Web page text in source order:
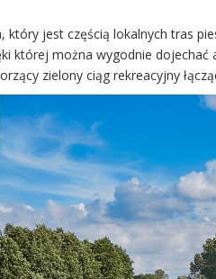
jest częścią lokalnych tras
której można wygodnie dojechać
zielony ciąg rekreacyjny